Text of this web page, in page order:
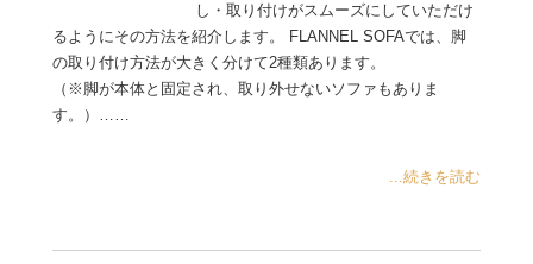
し・取り付けがスムーズにしていただけ
るようにその方法を紹介します。 FLANNEL SOFAでは、脚
の取り付け方法が大きく分けて2種類あります。
（※脚が本体と固定され、取り外せないソファもありま
す。）……
...続きを読む